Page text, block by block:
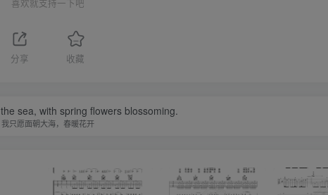
喜欢就支持一下吧
分享 收藏
sea, with spring flowers blossoming.
我只愿面朝大海，春暖花开